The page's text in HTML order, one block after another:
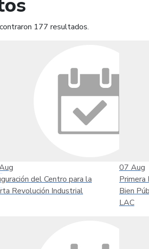
177 resultados.
del Centro para la
Revolución Industrial
07 Aug
Primera
Bien
LAC